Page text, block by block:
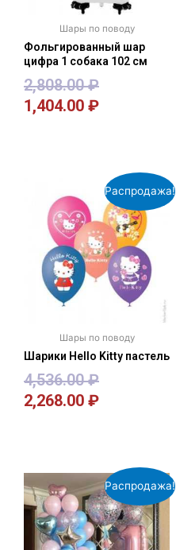
Шары по поводу
Фольгированный шар
цифра 1 собака 102 см
2,808.00₽
1,404.00 ₽
Распродажа!
Шары по поводу
Шарики Hello Kitty пастель
4,536.00₽
2,268.00 ₽
Распродажа!